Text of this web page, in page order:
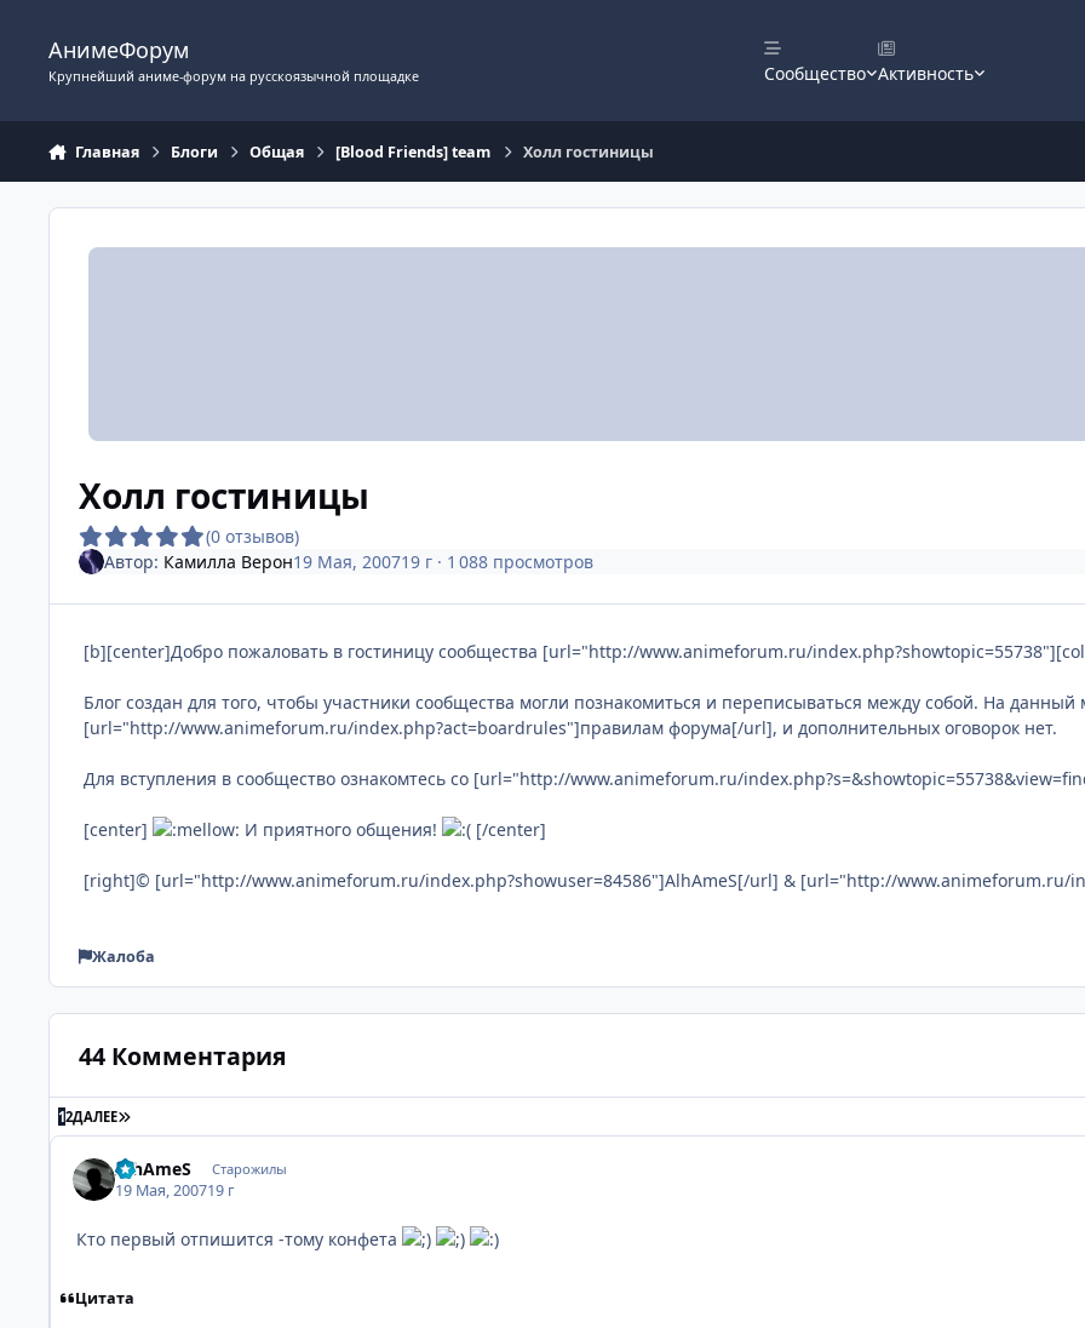
АнимеФорум
Крупнейший аниме-форум на русскоязычной площадке Сообщество Активность
Главная Блоги Общая [Blood Friends] team Холл гостиницы
Холл гостиницы
(0 отзывов)
Автор: Камилла Верон19 Мая, 200719 г· 1 088 просмотров
[b][center]Добро пожаловать в гостиницу сообщества [url="http://www.animeforum.ru/
Блог создан для того, чтобы участники сообщества могли познакомиться и переписываться между собой. На данный
[url="http://www.animeforum.ru/index.php?act=boardrules"]правилам форума[/url], и дополнительных оговорок нет.
Для вступления в сообщество ознакомтесь со [url="http://www.animeforum.ru/
[center] И приятного общения! [/center]
[right]© [url="http://www.animeforum.ru/index.php?showuser=84586"]AlhAmeS[/url] & [url="http://www.animeforum.ru/
Жалоба
44 Комментария
12ДАЛЕЕ ПОСЛЕДНЯЯ СТРАНИЦА
AlhAmeS Старожилы
19 Мая, 200719 г
Кто первый отпишится -тому конфета
Цитата